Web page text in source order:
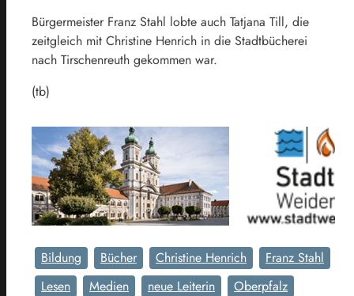
Bürgermeister Franz Stahl lobte auch Tatjana Till, die
zeitgleich mit Christine Henrich in die Stadtbücherei
nach Tirschenreuth gekommen war.
(tb)
Bildung Bücher Christine Henrich
Franz Stahl
Lesen
Medien neue Leiterin
Oberpfalz